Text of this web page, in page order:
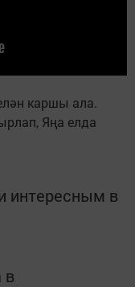
каршы ала.
Яңа елда
интересным в
в